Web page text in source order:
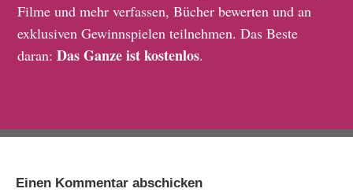
Filme und mehr verfassen, Bücher bewerten und an
exklusiven Gewinnspielen teilnehmen. Das Beste
daran:Das Ganze ist kostenlos.
Einen Kommentar abschicken